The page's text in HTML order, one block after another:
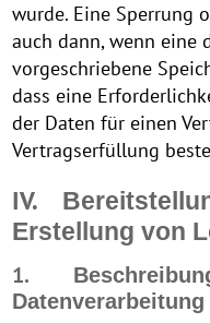
wurde. Eine Sperrung
auch dann, wenn eine
vorgeschriebene
dass eine
der Daten für einen
Vertragserfüllung
IV.
Erstellung von
1.
Datenverarbeitung